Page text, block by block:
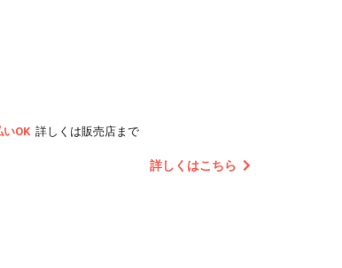
OK 詳しくは販売店まで
詳しくはこちら